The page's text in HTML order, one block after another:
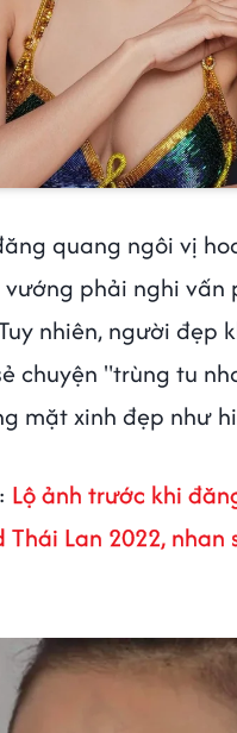
quang ngôi vị
phải nghi vấn
nhiên, người đẹp
chuyện "trùng tu
mặt xinh đẹp như
Lộ ảnh trước khi
Thái Lan 2022,